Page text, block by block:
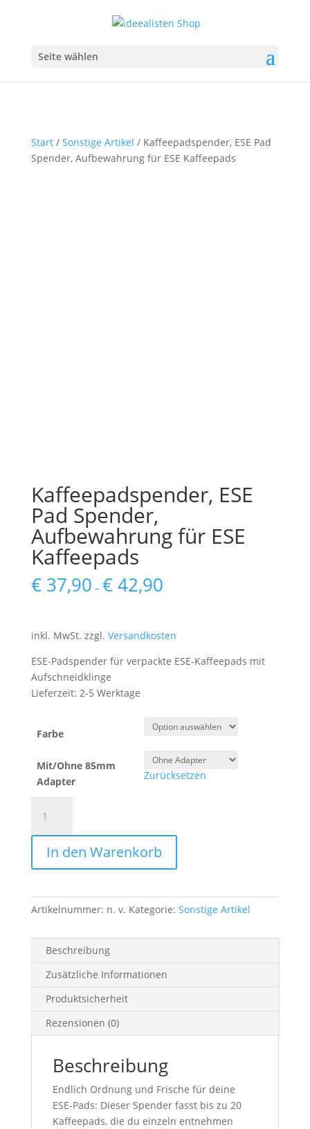
Seite wählen
Start/ Sonstige Artikel / Kaffeepadspender, ESE Pad
Spender, Aufbewahrung für ESE Kaffeepads
Kaffeepadspender, ESE
Pad Spender,
Aufbewahrung für ESE
Kaffeepads
€37,90 – €42,90
inkl. MwSt. zzgl. Versandkosten
ESE-Padspender für verpackte ESE-Kaffeepads mit
Aufschneidklinge
Lieferzeit: 2-5 Werktage
Farbe
Mit/Ohne 85mm
Adapter
Zurücksetzen
ESE
Pad
Spender,
Aufbewahrung
ESE
Kaffeepads
In den Warenkorb
Artikelnummer: n. v. Kategorie: Sonstige Artikel
Beschreibung
Zusätzliche Informationen
Produktsicherheit
Rezensionen (0)
Beschreibung
Endlich Ordnung und Frische für deine
ESE-Pads: Dieser Spender fasst bis zu 20
Kaffeepads, die du einzeln entnehmen